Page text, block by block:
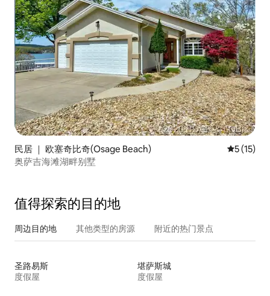
民居 ｜ 欧塞奇比奇(Osage Beach) 平均评分
5 (15)
奥萨吉海滩湖畔别墅
值得探索的目的地
周边目的地 其他类型的房源 附近的热门景点
圣路易斯
度假屋
堪萨斯城
度假屋